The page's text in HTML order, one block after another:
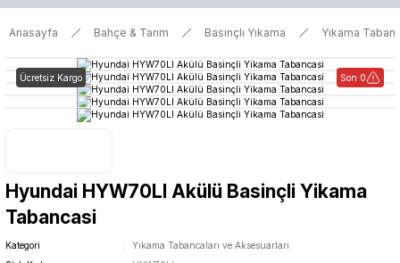
Anasayfa Bahçe & Tarım Basınçlı Yıkama Yıkama
Ücretsiz Kargo Son 0
Hyundai HYW70LI Akülü Basinçli Yikama
Tabancasi
Kategori
Yıkama Tabancaları ve Aksesuarları